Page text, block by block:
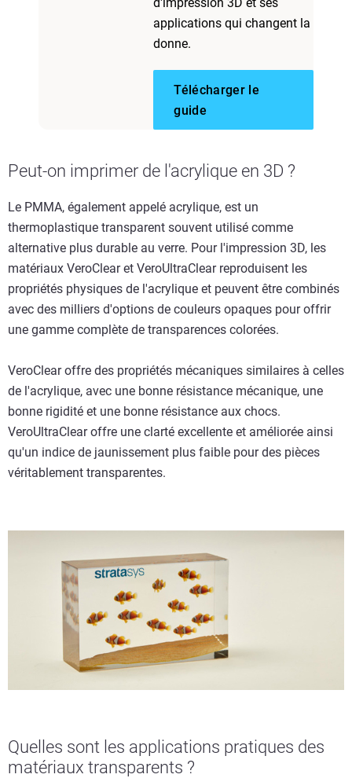
applications qui changent la
donne.
Télécharger le
guide
Peut-on imprimer de l'acrylique en 3D ?
Le PMMA, également appelé acrylique, est un
thermoplastique transparent souvent utilisé comme
alternative plus durable au verre. Pour l'impression 3D, les
matériaux VeroClear et VeroUltraClear reproduisent les
propriétés physiques de l'acrylique et peuvent être combinés
avec des milliers d'options de couleurs opaques pour offrir
une gamme complète de transparences colorées.
VeroClear offre des propriétés mécaniques similaires à celles
de l'acrylique, avec une bonne résistance mécanique, une
bonne rigidité et une bonne résistance aux chocs.
VeroUltraClear offre une clarté excellente et améliorée ainsi
qu'un indice de jaunissement plus faible pour des pièces
véritablement transparentes.
Quelles sont les applications pratiques des
matériaux transparents ?